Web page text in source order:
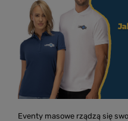
Eventy masowe rządzą się